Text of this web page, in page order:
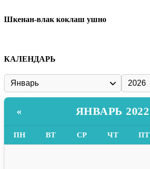
Шкенан-влак коклаш ушно
КАЛЕНДАРЬ
« ЯНВАРЬ 2022
ПН ВТ СР ЧТ ПТ